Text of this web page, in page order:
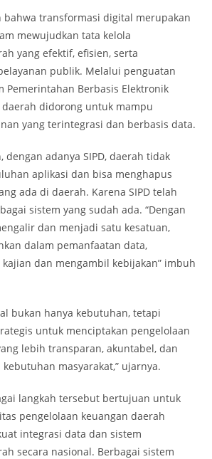
bahwa transformasi digital merupakan
mewujudkan tata kelola
yang efektif, efisien, serta
publik. Melalui penguatan
Pemerintahan Berbasis Elektronik
daerah didorong untuk mampu
yang terintegrasi dan berbasis data.
dengan adanya SIPD, daerah tidak
aplikasi dan bisa menghapus
ada di daerah. Karena SIPD telah
sistem yang sudah ada. “Dengan
dan menjadi satu kesatuan,
dalam pemanfaatan data,
dan mengambil kebijakan” imbuh
bukan hanya kebutuhan, tetapi
untuk menciptakan pengelolaan
lebih transparan, akuntabel, dan
masyarakat,” ujarnya.
langkah tersebut bertujuan untuk
pengelolaan keuangan daerah
integrasi data dan sistem
secara nasional. Berbagai sistem